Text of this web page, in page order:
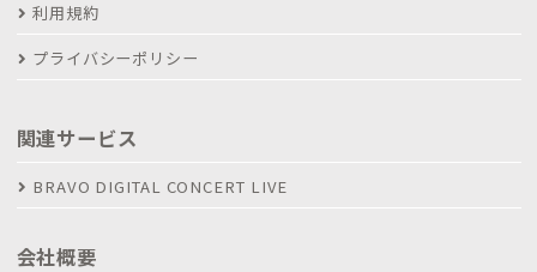
利用規約
プライバシーポリシー
関連サービス
BRAVO DIGITAL CONCERT LIVE
会社概要